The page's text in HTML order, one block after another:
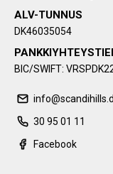
ALV-TUNNUS
DK46035054
BIC/SWIFT:
30 95 01 11
Facebook